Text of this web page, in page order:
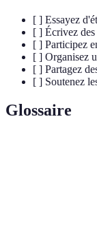
[ ] Essayez
[ ] Écrivez
[ ] Participez
[ ] Organisez
[ ] Partagez
[ ] Soutenez
Glossaire